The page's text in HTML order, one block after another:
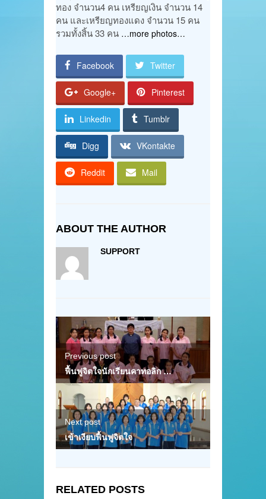
ทอง จำนวน4 คน เหรียญเงิน จำนวน 14
คน และเหรียญทองแดง จำนวน 15 คน
รวมทั้งสิ้น 33 คน …more photos…
Facebook Twitter
Google+ Pinterest
Linkedin Tumblr
Digg VKontakte
Reddit Mail
ABOUT THE AUTHOR
SUPPORT
Previous post
ฟื้นฟูจิตใจนักเรียนคาทอลิก …
Next post
เข้าเงียบฟื้นฟูจิตใจ
RELATED POSTS